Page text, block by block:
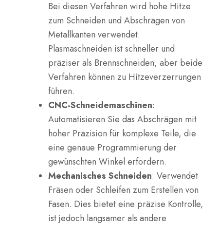
Bei diesen Verfahren wird hohe Hitze
zum Schneiden und Abschrägen von
Metallkanten verwendet.
Plasmaschneiden ist schneller und
präziser als Brennschneiden, aber beide
Verfahren können zu Hitzeverzerrungen
führen.
CNC-Schneidemaschinen:
Automatisieren Sie das Abschrägen mit
hoher Präzision für komplexe Teile, die
eine genaue Programmierung der
gewünschten Winkel erfordern.
Mechanisches Schneiden: Verwendet
Fräsen oder Schleifen zum Erstellen von
Fasen. Dies bietet eine präzise Kontrolle,
ist jedoch langsamer als andere